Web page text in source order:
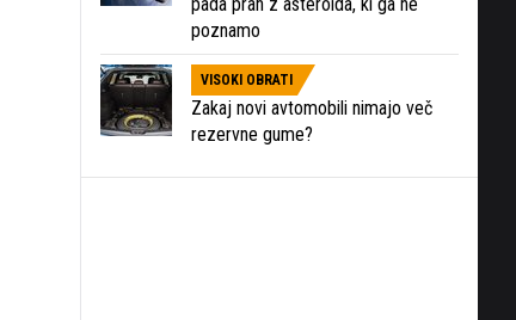
poznamo
VISOKI OBRATI
Zakaj novi avtomobili nimajo več
rezervne gume?